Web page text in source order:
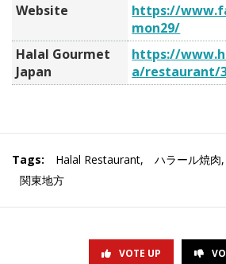
Website
https://
mon29/
Halal Gourmet
Japan
https://
a/restaurant/
Tags: Halal Restaurant, ハラール焼肉,
関東地方
VOTE UP